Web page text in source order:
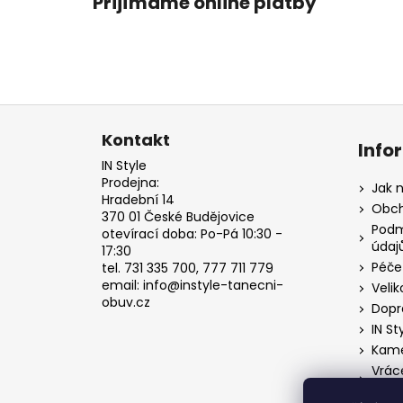
Kontakt
IN Style
Prodejna:
Hradební 14
370 01 České Budějovice
otevírací doba: Po-Pá 10:30 -
17:30
tel. 731 335 700, 777 711 779
email: info@instyle-tanecni-
obuv.cz
Jak
IN